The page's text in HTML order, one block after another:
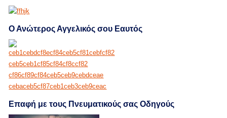
Ο Ανώτερος Αγγελικός σου Εαυτός
Επαφή με τους Πνευματικούς σας Οδηγούς